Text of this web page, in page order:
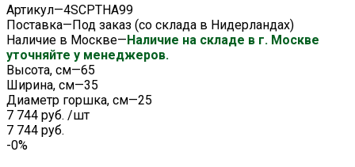
Артикул—4SCPTHA99
Поставка—Под заказ (со склада в Нидерландах)
Наличие в Москве—Наличие на складе в г. Москве
уточняйте у менеджеров.
Высота, см—65
Ширина, см—35
Диаметр горшка, см—25
7 744 руб. /шт
7 744 руб.
-0%